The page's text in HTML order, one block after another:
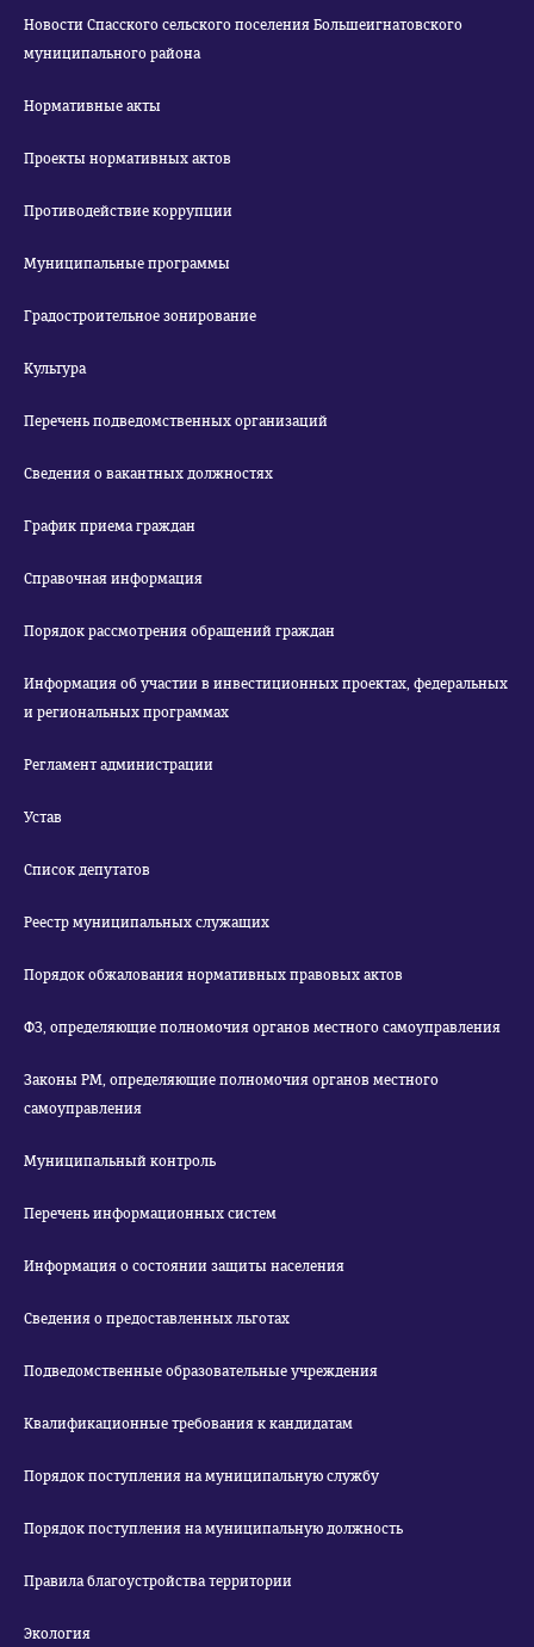
Новости Спасского сельского поселения Большеигнатовского
муниципального района
Нормативные акты
Проекты нормативных актов
Противодействие коррупции
Муниципальные программы
Градостроительное зонирование
Культура
Перечень подведомственных организаций
Сведения о вакантных должностях
График приема граждан
Справочная информация
Порядок рассмотрения обращений граждан
Информация об участии в инвестиционных проектах, федеральных
и региональных программах
Регламент администрации
Устав
Список депутатов
Реестр муниципальных служащих
Порядок обжалования нормативных правовых актов
ФЗ, определяющие полномочия органов местного самоуправления
Законы РМ, определяющие полномочия органов местного
самоуправления
Муниципальный контроль
Перечень информационных систем
Информация о состоянии защиты населения
Сведения о предоставленных льготах
Подведомственные образовательные учреждения
Квалификационные требования к кандидатам
Порядок поступления на муниципальную службу
Порядок поступления на муниципальную должность
Правила благоустройства территории
Экология